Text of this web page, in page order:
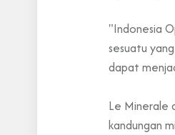
"Indonesia
sesuatu
dapat
Le Minerale
kandungan